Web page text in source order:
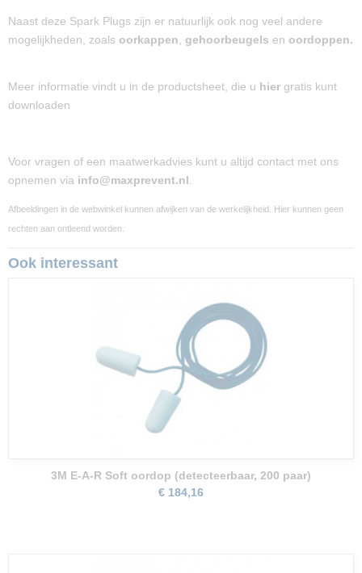
Naast deze Spark Plugs zijn er natuurlijk ook nog veel andere
mogelijkheden, zoals oorkappen gehoorbeugels en oordoppen.
Meer informatie vindt u in de productsheet, die u hier gratis kunt
downloaden
Voor vragen of een maatwerkadvies kunt u altijd contact met ons
opnemen via info@maxprevent.nl
Afbeeldingen in de webwinkel kunnen afwijken van de werkelijkheid. Hier kunnen geen
rechten aan ontleend worden.
Ook interessant
3M E-A-R Soft oordop (detecteerbaar, 200 paar)
€ 184,16